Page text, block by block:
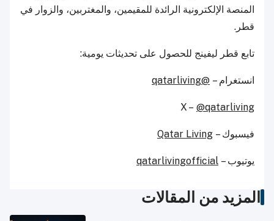
المنصة الإلكترونية الرائدة للمقيمين، والمغتربين، والزوار في
قطر.
تابع قطر ليفينج للحصول على تحديثات يومية:
انستغرام – @qatarliving
X – @qatarliving
فيسبوك – Qatar Living
يوتيوب – qatarlivingofficial
المزيد من المقالات